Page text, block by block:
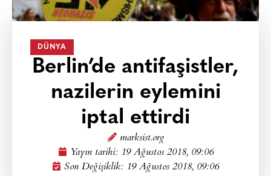
DÜNYA
Berlin’de antifaşistler,
nazilerin eylemini
iptal ettirdi
marksist.org
Yayın tarihi: 19 Ağustos 2018, 09:06
Son Değişiklik: 19 Ağustos 2018, 09:06